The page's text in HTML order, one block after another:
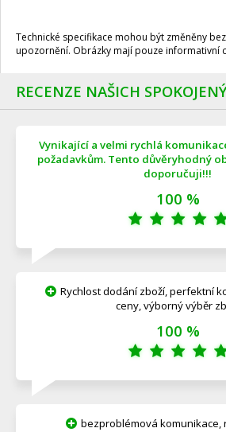
Technické specifikace mohou být změněny
upozornění. Obrázky mají pouze informativní
RECENZE NAŠICH
Vynikající a velmi rychlá
požadavkům. Tento důvěryhodný
doporučuji!!!
100 %
Rychlost dodání zboží, perfektní
ceny, výborný výběr
100 %
bezproblémová komunikace,